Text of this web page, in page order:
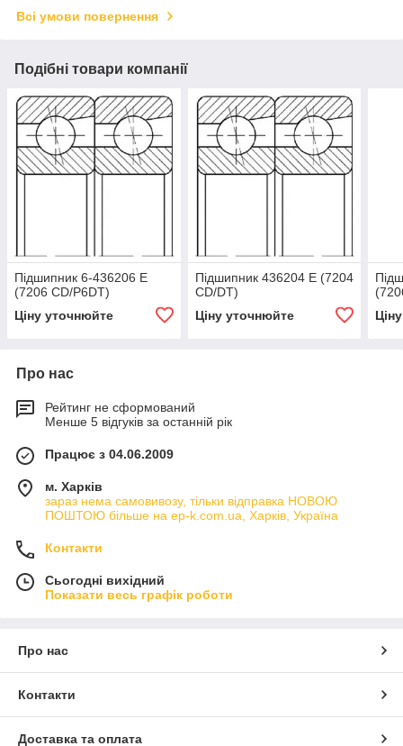
Всі умови повернення
Подібні товари компанії
Підшипник 6-436206 E
(7206 СD/P6DT)
Ціну уточнюйте
Підшипник 436204 E (7204
СD/DT)
Ціну уточнюйте
Про нас
Рейтинг не сформований
Менше 5 відгуків за останній рік
Працює з 04.06.2009
м. Харків
зараз нема самовивозу, тільки відправка НОВОЮ
ПОШТОЮ більше на ep-k.com.ua, Харків, Україна
Контакти
Сьогодні вихідний
Показати весь графік роботи
Про нас
Контакти
Доставка та оплата